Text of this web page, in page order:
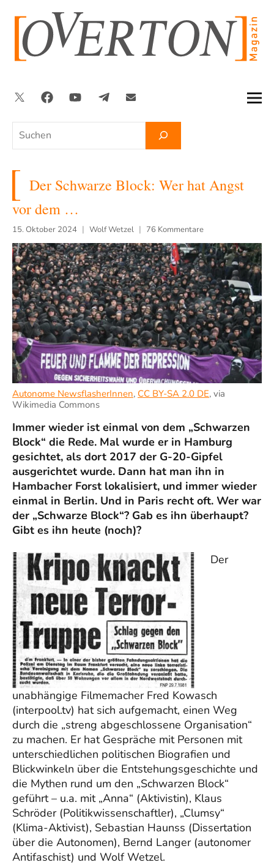
springen
Suchen
TwitterFacebookYouTubeTelegramNewsletter
Der Schwarze Block: Wer hat Angst
vor dem …
15. Oktober 2024 Wolf Wetzel 76 Kommentare
Autonome NewsflasherInnen, CC BY-SA 2.0 DE, via
Wikimedia Commons
Immer wieder ist einmal von dem „Schwarzen
Block“ die Rede. Mal wurde er in Hamburg
gesichtet, als dort 2017 der G-20-Gipfel
ausgerichtet wurde. Dann hat man ihn in
Hambacher Forst lokalisiert, und immer wieder
einmal in Berlin. Und in Paris recht oft. Wer war
der „Schwarze Block“? Gab es ihn überhaupt?
Gibt es ihn heute (noch)?
Der
unabhängige Filmemacher Fred Kowasch
(interpool.tv) hat sich aufgemacht, einen Weg
durch die „streng abgeschlossene Organisation“
zu machen. Er hat Gespräche mit Personen mit
unterschiedlichen politischen Biografien und
Blickwinkeln über die Entstehungsgeschichte und
die Mythen rund um den „Schwarzen Block“
geführt – u.a. mit „Anna“ (Aktivistin), Klaus
Schröder (Politikwissenschaftler), „Clumsy“
(Klima-Aktivist), Sebastian Haunss (Dissertation
über die Autonomen), Bernd Langer (autonomer
Antifaschist) und Wolf Wetzel.